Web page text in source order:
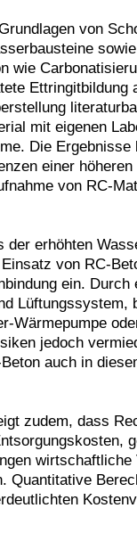
von
wie
Ettringitbildung
mit eigenen
Die Ergebnisse
einer
von RC-
erhöhten
von RC-
ein. Durch
Lüftungssystem,
Wärmepumpe
jedoch
auch in
zudem, dass
wirtschaftliche
Quantitative